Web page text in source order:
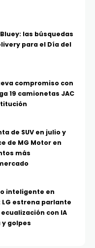
las búsquedas
para el Día del
compromiso con
19 camionetas JAC
de SUV en julio y
de MG Motor en
más
inteligente en
estrena parlante
con IA
golpes